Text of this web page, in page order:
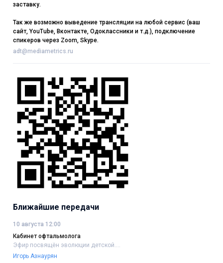
заставку.
Так же возможно выведение трансляции на любой сервис (ваш
сайт, YouTube, Вконтакте, Одоклассники и т.д.), подключение
спикеров через Zoom, Skype.
adt@mediametrics.ru
Ближайшие передачи
10 августа 12:00
Кабинет офтальмолога
Эфир посвящён эволюции детской....
Игорь Азнаурян